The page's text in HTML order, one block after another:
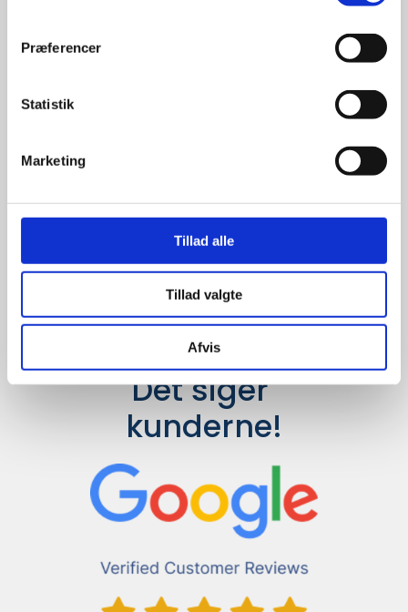
Præferencer
Statistik
Marketing
Tillad alle
Tillad valgte
Afvis
Udvalget er langt større, så har I en
helt særligt ønske, så send en
forespørgsel tilinfo@syddesign.dk,
så finder vi det helt rigtige produkt
til en konkurrence dygtig pris.
Det siger
kunderne!